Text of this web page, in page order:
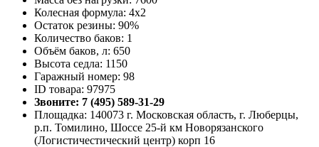
Колесная формула: 4х2
Остаток резины: 90%
Количество баков: 1
Объём баков, л: 650
Высота седла: 1150
Гаражный номер: 98
ID товара: 97975
Звоните: 7 (495) 589-31-29
Площадка: 140073 г. Московская область, г. Люберцы,
р.п. Томилино, Шоссе 25-й км Новорязанского
(Логистичестический центр) корп 16